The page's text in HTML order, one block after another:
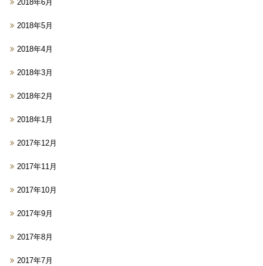
2018年6月
2018年5月
2018年4月
2018年3月
2018年2月
2018年1月
2017年12月
2017年11月
2017年10月
2017年9月
2017年8月
2017年7月